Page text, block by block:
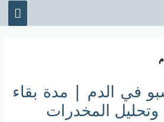
في الدم | مدة بقاء
وتحليل المخدرات